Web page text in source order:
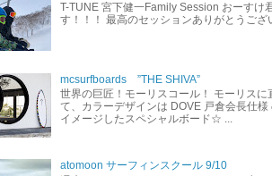
T-TUNE 宮下健一Family Session おーすけ
す！！！ 最高のセッションありがとうご
mcsurfboards ”THE SHIVA”
世界の巨匠！モーリスコール！ モーリスに
て、カラーデザインは DOVE 戸倉会長仕様
イメージしたスペシャルボード☆ ...
atomoon サーフィンスクール 9/10